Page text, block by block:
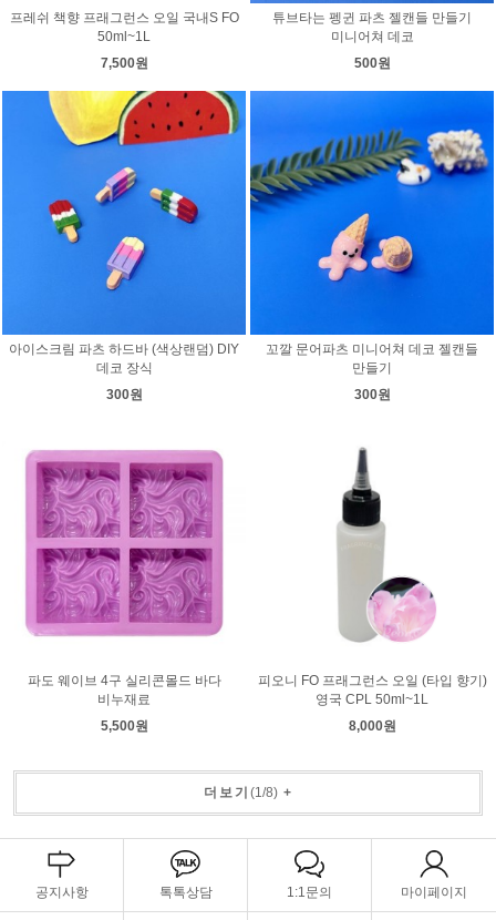
프레쉬 책향 프래그런스 오일 국내S FO
50ml~1L
7,500원
튜브타는 펭귄 파츠 젤캔들 만들기
미니어쳐 데코
500원
아이스크림 파츠 하드바 (색상랜덤) DIY
데코 장식
300원
꼬깔 문어파츠 미니어쳐 데코 젤캔들
만들기
300원
파도 웨이브 4구 실리콘몰드 바다
비누재료
5,500원
피오니 FO 프래그런스 오일 (타입 향기)
영국 CPL 50ml~1L
8,000원
더보기 (1/8)+
공지사항 톡톡상담 1:1문의 마이페이지